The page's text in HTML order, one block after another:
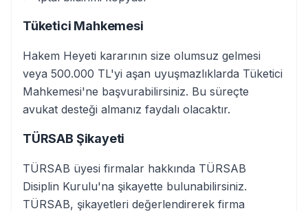
Tüketici Mahkemesi
Hakem Heyeti kararının size olumsuz gelmesi
veya 500.000 TL'yi aşan uyuşmazlıklarda Tüketici
Mahkemesi'ne başvurabilirsiniz. Bu süreçte
avukat desteği almanız faydalı olacaktır.
TÜRSAB Şikayeti
TÜRSAB üyesi firmalar hakkında TÜRSAB
Disiplin Kurulu'na şikayette bulunabilirsiniz.
TÜRSAB, şikayetleri değerlendirerek firma